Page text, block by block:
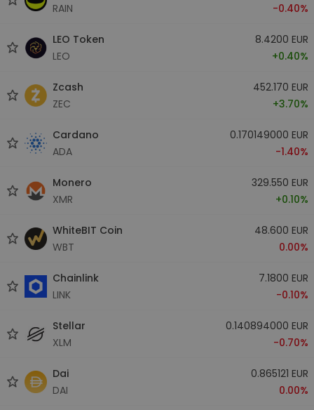
RAIN
-0.40%
LEO Token
LEO
8.4200 EUR
+0.40%
Zcash
ZEC
452.170 EUR
+3.70%
Cardano
ADA
0.170149000 EUR
-1.40%
Monero
XMR
329.550 EUR
+0.10%
WhiteBIT Coin
WBT
48.600 EUR
0.00%
Chainlink
LINK
7.1800 EUR
-0.10%
Stellar
XLM
0.140894000 EUR
-0.70%
Dai
DAI
0.865121 EUR
0.00%